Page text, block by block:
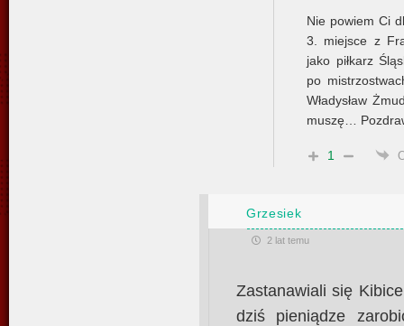
Nie powiem Ci
3. miejsce z
jako piłkarz
po
Władysław
muszę…
1
Grzesiek
2 lat temu
Zastanawiali się
dziś pieniądze